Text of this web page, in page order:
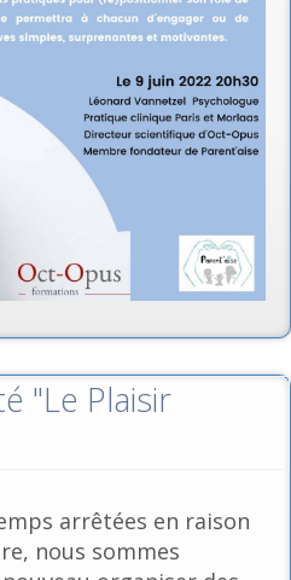
"Le Plaisir
arrêtées en raison
nous sommes